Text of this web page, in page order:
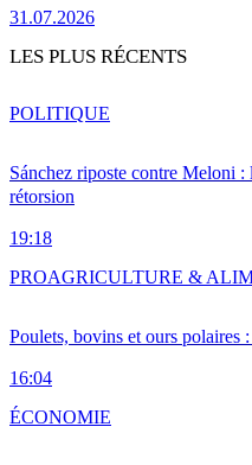
31.07.2026
LES PLUS RÉCENTS
Sánchez riposte contre Meloni :
rétorsion
19:18
POLITIQUE
Poulets, bovins et ours polaires
16:04
PROAGRICULTURE &
ÉCONOMIE